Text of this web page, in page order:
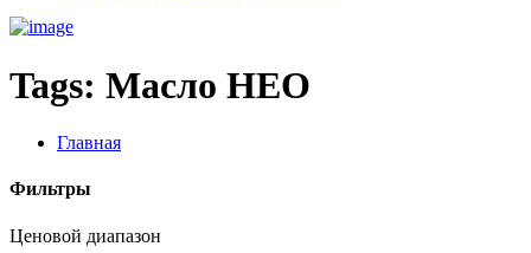
Tags: Масло НЕО
Главная
Фильтры
Ценовой диапазон